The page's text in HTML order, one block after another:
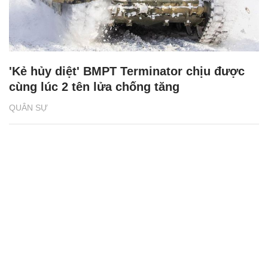
QUÂN SỰ
'Kẻ hủy diệt' BMPT Terminator chịu được
cùng lúc 2 tên lửa chống tăng